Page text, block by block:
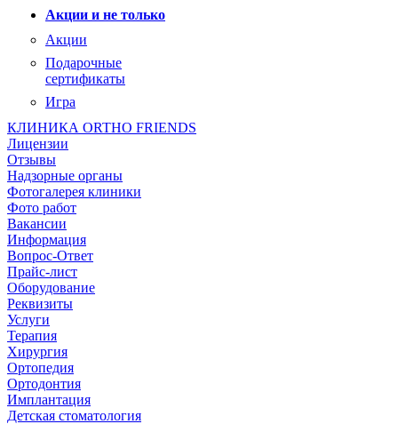
Акции и не только
Акции
Подарочные
сертификаты
Игра
КЛИНИКА ORTHO FRIENDS
Лицензии
Отзывы
Надзорные органы
Фотогалерея клиники
Фото работ
Вакансии
Информация
Вопрос-Ответ
Прайс-лист
Оборудование
Реквизиты
Услуги
Терапия
Хирургия
Ортопедия
Ортодонтия
Имплантация
Детская стоматология